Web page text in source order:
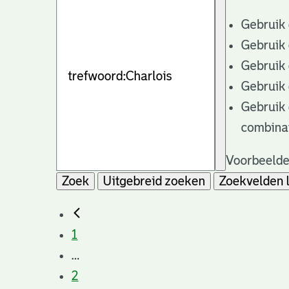
Gebruik
Gebruik
Zoek
Uitgebreid zoeken Zoekvelden
1
...
2